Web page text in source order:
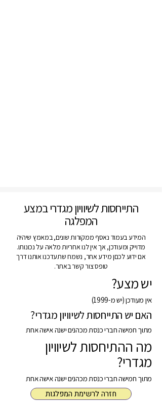
התייחסות לשיוויון מגדרי במצע
המפלגה
המידע בעמוד נאסף ממקורות שונים, במאמץ שיהיה
מדוייק ומעודכן, אך אין לנו אחריות מלאה על נכונותו.
אם ידוע לכםן מידע אחר, נשמח שתעדכנו אותנו דרך
טופס צור קשר באתר.
יש מצע?
אין מעודכן (יש מ-1999)
האם יש התייחסות לשיוויון מגדרי?
מתוך חמישה חברי כנסת מכהנים ישנה אישה אחת
מה ההתיחסות לשיוויון
מגדרי?
מתוך חמישה חברי כנסת מכהנים ישנה אישה אחת
חזרה לרשימת המפלגות